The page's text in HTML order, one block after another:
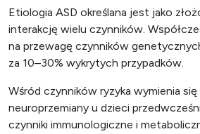
Etiologia ASD określana jest jako
interakcję wielu czynników.
na przewagę czynników
za 10–30% wykrytych przypadków.
Wśród czynników ryzyka wymienia
neuroprzemiany u dzieci
czynniki immunologiczne i